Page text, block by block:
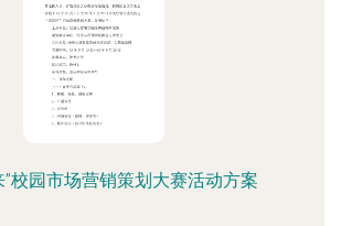
”校园市场营销策划大赛活动方案